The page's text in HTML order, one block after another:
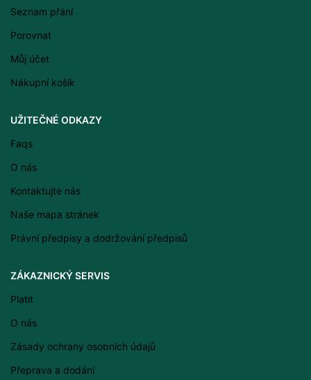
Seznam přání
Porovnat
Můj účet
Nákupní košík
UŽITEČNÉ ODKAZY
Faqs
O nás
Kontaktujte nás
Naše mapa stránek
Právní předpisy a dodržování předpisů
ZÁKAZNICKÝ SERVIS
Platit
O nás
Zásady ochrany osobních údajů
Přeprava a dodání
Slovenščina